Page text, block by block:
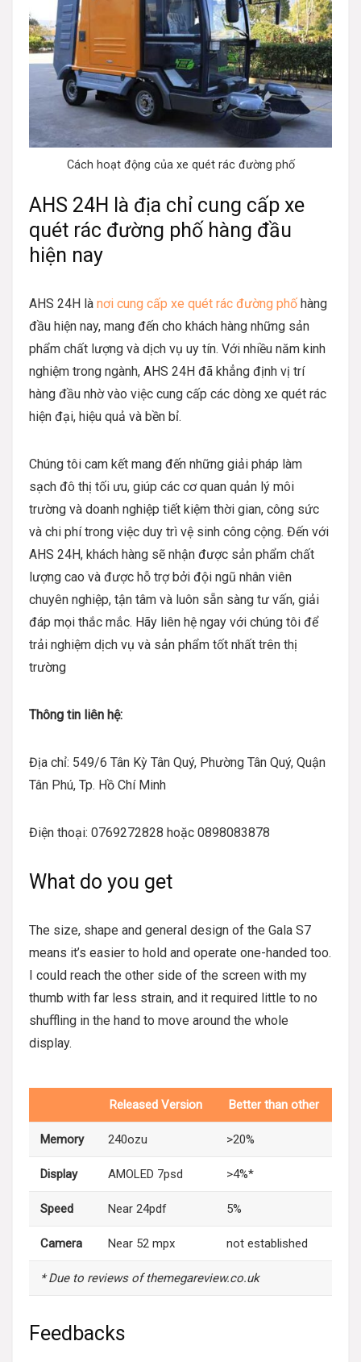
Cách hoạt động của xe quét rác đường phố
AHS 24H là địa chỉ cung cấp xe
quét rác đường phố hàng đầu
hiện nay
AHS 24H là nơi cung cấp xe quét rác đường phố hàng
đầu hiện nay, mang đến cho khách hàng những sản
phẩm chất lượng và dịch vụ uy tín. Với nhiều năm kinh
nghiệm trong ngành, AHS 24H đã khẳng định vị trí
hàng đầu nhờ vào việc cung cấp các dòng xe quét rác
hiện đại, hiệu quả và bền bỉ.
Chúng tôi cam kết mang đến những giải pháp làm
sạch đô thị tối ưu, giúp các cơ quan quản lý môi
trường và doanh nghiệp tiết kiệm thời gian, công sức
và chi phí trong việc duy trì vệ sinh công cộng. Đến với
AHS 24H, khách hàng sẽ nhận được sản phẩm chất
lượng cao và được hỗ trợ bởi đội ngũ nhân viên
chuyên nghiệp, tận tâm và luôn sẵn sàng tư vấn, giải
đáp mọi thắc mắc. Hãy liên hệ ngay với chúng tôi để
trải nghiệm dịch vụ và sản phẩm tốt nhất trên thị
trường
Thông tin liên hệ:
Địa chỉ: 549/6 Tân Kỳ Tân Quý, Phường Tân Quý, Quận
Tân Phú, Tp. Hồ Chí Minh
Điện thoại: 0769272828 hoặc 0898083878
What do you get
The size, shape and general design of the Gala S7
means it’s easier to hold and operate one-handed too.
I could reach the other side of the screen with my
thumb with far less strain, and it required little to no
shuffling in the hand to move around the whole
display.
Released Version Better than other
Memory 240ozu >20%
Display AMOLED 7psd >4%*
Speed Near 24pdf 5%
Camera Near 52 mpx not established
* Due to reviews of themegareview.co.uk
Feedbacks